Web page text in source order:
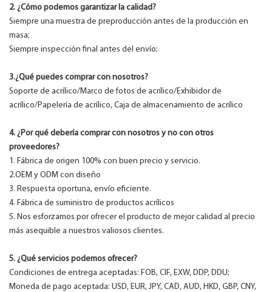
2. ¿Cómo podemos garantizar la calidad?
Siempre una muestra de preproducción antes de la producción en
masa;
Siempre inspección final antes del envío;
3.¿Qué puedes comprar con nosotros?
Soporte de acrílico/Marco de fotos de acrílico/Exhibidor de
acrílico/Papelería de acrílico, Caja de almacenamiento de acrílico
4. ¿Por qué debería comprar con nosotros y no con otros
proveedores?
1. Fábrica de origen 100% con buen precio y servicio.
2.OEM y ODM con diseño
3. Respuesta oportuna, envío eficiente.
4. Fábrica de suministro de productos acrílicos
5. Nos esforzamos por ofrecer el producto de mejor calidad al precio
más asequible a nuestros valiosos clientes.
5. ¿Qué servicios podemos ofrecer?
Condiciones de entrega aceptadas: FOB, CIF, EXW, DDP, DDU;
Moneda de pago aceptada: USD, EUR, JPY, CAD, AUD, HKD, GBP, CNY,